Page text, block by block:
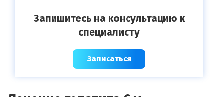
Запишитесь на консультацию к
специалисту
Записаться